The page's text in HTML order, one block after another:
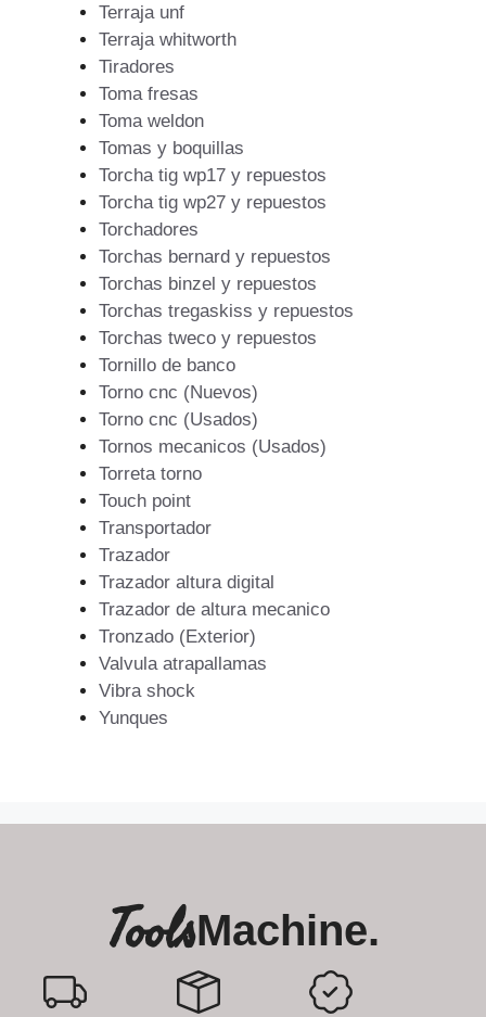
Terraja unf
Terraja whitworth
Tiradores
Toma fresas
Toma weldon
Tomas y boquillas
Torcha tig wp17 y repuestos
Torcha tig wp27 y repuestos
Torchadores
Torchas bernard y repuestos
Torchas binzel y repuestos
Torchas tregaskiss y repuestos
Torchas tweco y repuestos
Tornillo de banco
Torno cnc (Nuevos)
Torno cnc (Usados)
Tornos mecanicos (Usados)
Torreta torno
Touch point
Transportador
Trazador
Trazador altura digital
Trazador de altura mecanico
Tronzado (Exterior)
Valvula atrapallamas
Vibra shock
Yunques
ToolsMachine.